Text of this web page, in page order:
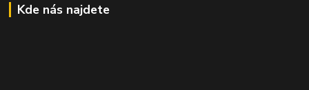
Kde nás najdete